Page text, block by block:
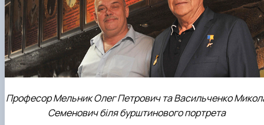
Професор Мельник Олег Петрович та Васильченко
Семенович біля бурштинового портрета